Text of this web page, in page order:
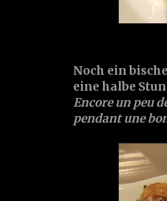
Noch ein
eine halbe
Encore un peu
pendant une